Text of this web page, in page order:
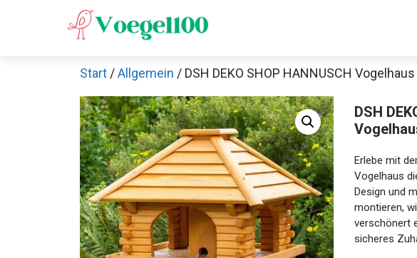
Start /Allgemein / DSH DEKO SHOP HANNUSCH
DSH
Erlebe mit
Vogelhaus
Design und
montieren,
verschönert
sicheres